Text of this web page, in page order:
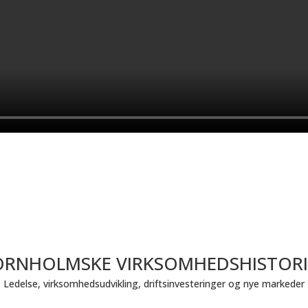
Ledelse, virksomhedsudvikling, driftsinvesteringer og nye markeder